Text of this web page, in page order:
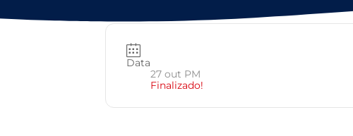
Data
27 out PM
Finalizado!